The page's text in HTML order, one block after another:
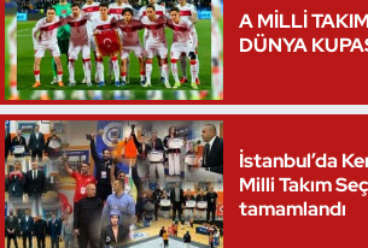
A MİLLİ
DÜNYA
İstanbul’da
Milli Takım
tamamlandı